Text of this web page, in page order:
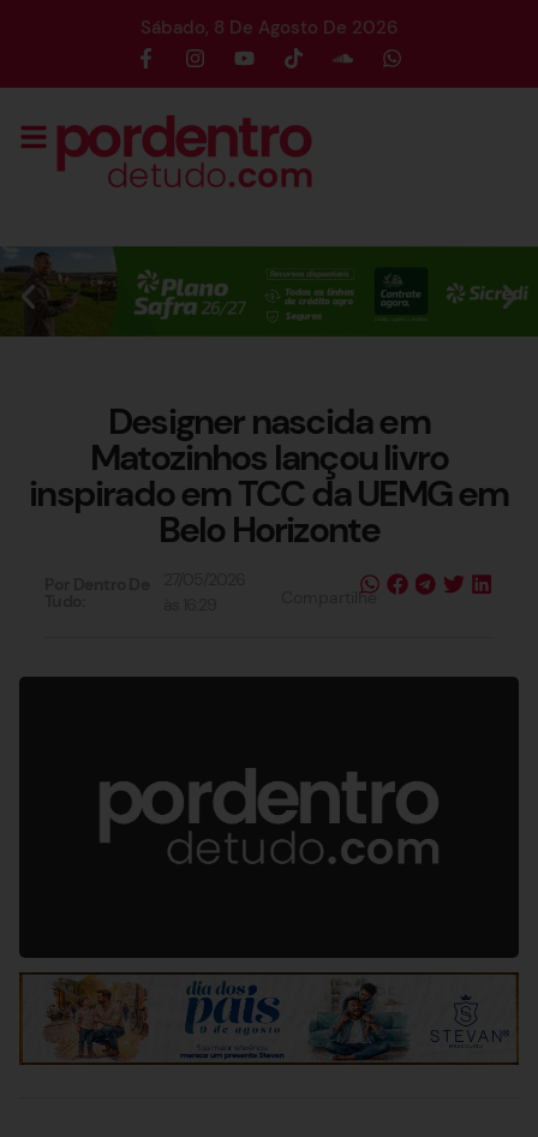
Sábado, 8 De Agosto De 2026
Designer nascida em
Matozinhos lançou livro
inspirado em TCC da UEMG em
Belo Horizonte
Compartilhe